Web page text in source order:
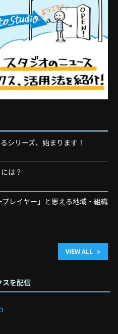
シリーズ、始まります！
は？
レイヤー」と思える地域・組織
VIEW ALL
スを配信